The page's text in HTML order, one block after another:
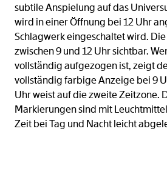
subtile Anspielung auf das
wird in einer Öffnung bei 12 Uhr
Schlagwerk eingeschaltet wird.
zwischen 9 und 12 Uhr sichtbar.
vollständig aufgezogen ist, zeigt
vollständig farbige Anzeige bei 9
Uhr weist auf die zweite Zeitzone.
Markierungen sind mit
Zeit bei Tag und Nacht leicht